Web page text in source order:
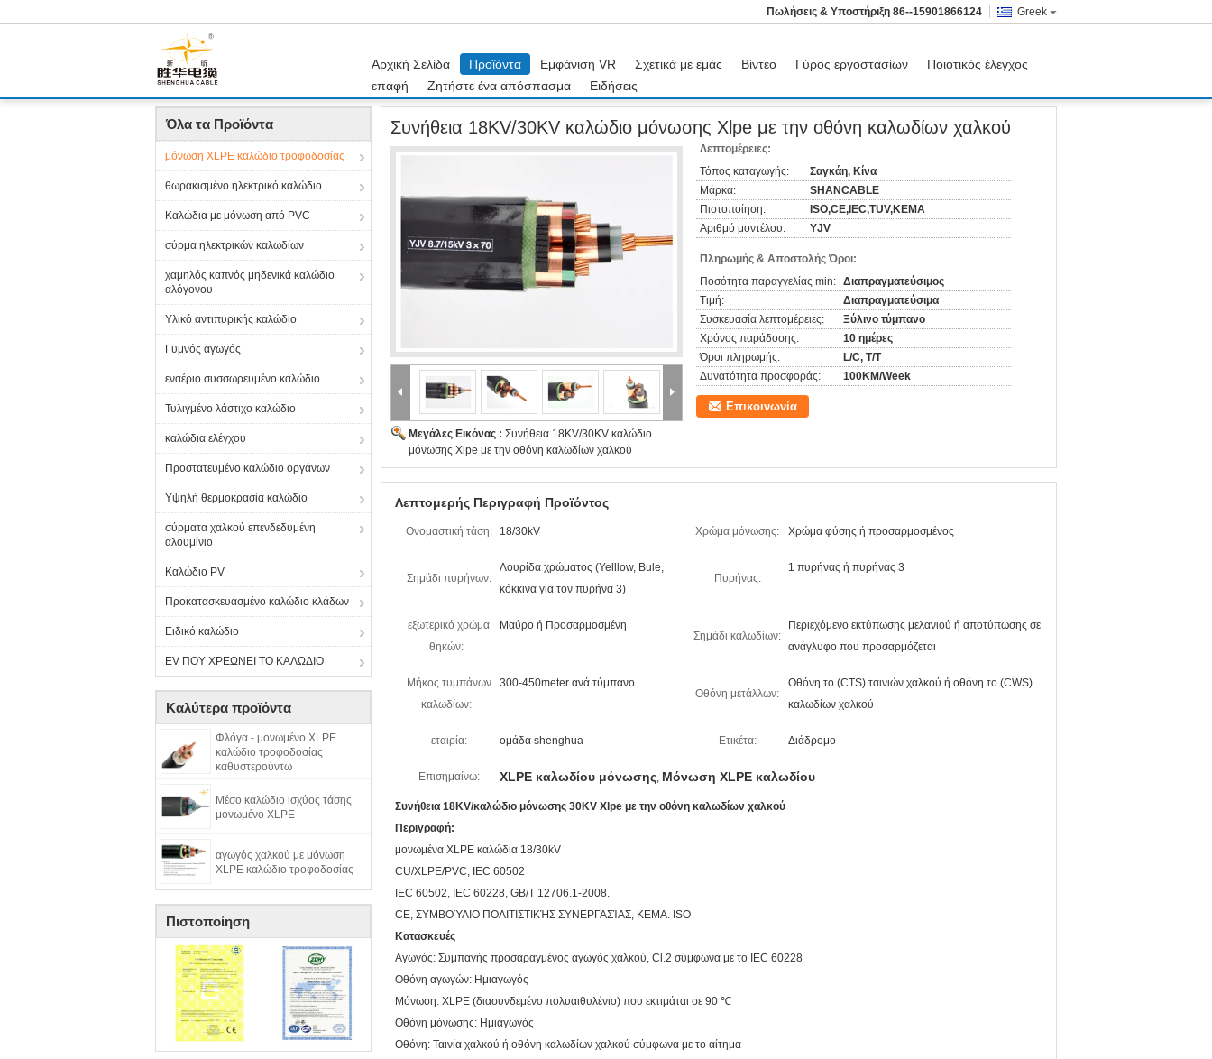
Greek
Πωλήσεις & Υποστήριξη 86--15901866124
Αρχική Σελίδα Προϊόντα Εμφάνιση VR Σχετικά με εμάς Βίντεο Γύρος εργοστασίων
Ποιοτικός έλεγχος
επαφή
Ζητήστε ένα απόσπασμα Ειδήσεις
Αρχική Σελίδα Προϊόντα μόνωση XLPE καλώδιο τροφοδοσίας Συνήθεια 18KV/30KV καλώδιο μόνωσης Xlpe με την οθόνη καλωδίων χαλκού
Όλα τα Προϊόντα
μόνωση XLPE καλώδιο τροφοδοσίας
θωρακισμένο ηλεκτρικό καλώδιο
Καλώδια με μόνωση από PVC
σύρμα ηλεκτρικών καλωδίων
χαμηλός καπνός μηδενικά καλώδιο
αλόγονου
Υλικό αντιπυρικής καλώδιο
Γυμνός αγωγός
εναέριο συσσωρευμένο καλώδιο
Τυλιγμένο λάστιχο καλώδιο
καλώδια ελέγχου
Προστατευμένο καλώδιο οργάνων
Υψηλή θερμοκρασία καλώδιο
σύρματα χαλκού επενδεδυμένη
αλουμίνιο
Καλώδιο PV
Προκατασκευασμένο καλώδιο κλάδων
Ειδικό καλώδιο
EV ΠΟΥ ΧΡΕΩΝΕΙ ΤΟ ΚΑΛΩΔΙΟ
Καλύτερα προϊόντα
Φλόγα - μονωμένο XLPE
καλώδιο τροφοδοσίας
καθυστερούντω
Μέσο καλώδιο ισχύος τάσης
μονωμένο XLPE
αγωγός χαλκού με μόνωση
XLPE καλώδιο τροφοδοσίας
Πιστοποίηση
Συνήθεια 18KV/30KV καλώδιο μόνωσης Xlpe με την οθόνη καλωδίων χαλκού
Μεγάλες Εικόνας : Συνήθεια 18KV/30KV καλώδιο
μόνωσης Xlpe με την οθόνη καλωδίων χαλκού
Λεπτομέρειες:
Τόπος καταγωγής:
Σαγκάη, Κίνα
Μάρκα:
SHANCABLE
Πιστοποίηση:
ISO,CE,IEC,TUV,KEMA
Αριθμό μοντέλου:
YJV
Πληρωμής & Αποστολής Όροι:
Ποσότητα παραγγελίας min: Διαπραγματεύσιμος
Τιμή:
Διαπραγματεύσιμα
Συσκευασία λεπτομέρειες:
Ξύλινο τύμπανο
Χρόνος παράδοσης:
10 ημέρες
Όροι πληρωμής:
L/C, T/T
Δυνατότητα προσφοράς:
100KM/Week
Επικοινωνία
Λεπτομερής Περιγραφή Προϊόντος
Ονομαστική τάση: 18/30kV Χρώμα μόνωσης: Χρώμα φύσης ή προσαρμοσμένος
Σημάδι πυρήνων:
Λουρίδα χρώματος (Yelllow, Bule,
κόκκινα για τον πυρήνα 3)
Πυρήνας:
1 πυρήνας ή πυρήνας 3
εξωτερικό χρώμα
θηκών:
Μαύρο ή Προσαρμοσμένη
Σημάδι καλωδίων:
Περιεχόμενο εκτύπωσης μελανιού ή αποτύπωσης σε
ανάγλυφο που προσαρμόζεται
Μήκος τυμπάνων
καλωδίων:
300-450meter ανά τύμπανο
Οθόνη μετάλλων:
Οθόνη το (CTS) ταινιών χαλκού ή οθόνη το (CWS)
καλωδίων χαλκού
εταιρία: ομάδα shenghua Ετικέτα: Διάδρομο
Επισημαίνω: XLPE καλωδίου μόνωσης, Μόνωση XLPE καλωδίου
Συνήθεια 18KV/καλώδιο μόνωσης 30KV Xlpe με την οθόνη καλωδίων χαλκού
Περιγραφή:
μονωμένα XLPE καλώδια 18/30kV
CU/XLPE/PVC, IEC 60502
IEC 60502, IEC 60228, GB/T 12706.1-2008.
CE, ΣΥΜΒΟΎΛΙΟ ΠΟΛΙΤΙΣΤΙΚΉΣ ΣΥΝΕΡΓΑΣΊΑΣ, KEMA. ISO
Κατασκευές
Αγωγός: Συμπαγής προσαραγμένος αγωγός χαλκού, Cl.2 σύμφωνα με το IEC 60228
Οθόνη αγωγών: Ημιαγωγός
Μόνωση: XLPE (διασυνδεμένο πολυαιθυλένιο) που εκτιμάται σε 90 ℃
Οθόνη μόνωσης: Ημιαγωγός
Οθόνη: Ταινία χαλκού ή οθόνη καλωδίων χαλκού σύμφωνα με το αίτημα